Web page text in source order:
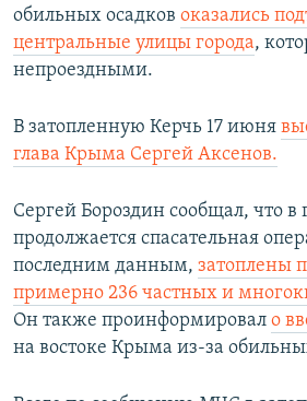
обильных осадков оказались
центральные улицы города,
непроездными.
В затопленную Керчь 17 июня
глава Крыма Сергей Аксенов.
Сергей Бороздин сообщал, что в
продолжается спасательная
последним данным, затоплены
примерно 236 частных и
Он также проинформировал о
на востоке Крыма из-за